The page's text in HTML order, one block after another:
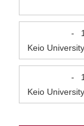
-
Keio
-
Keio